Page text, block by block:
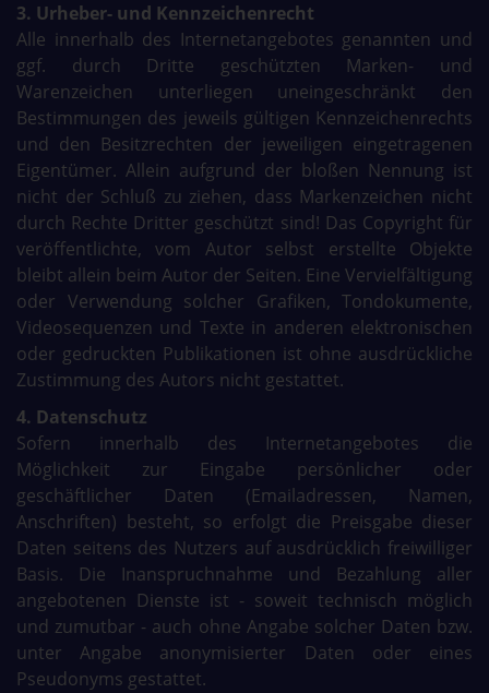
3. Urheber- und Kennzeichenrecht
Alle innerhalb des Internetangebotes genannten und
ggf. durch Dritte geschützten Marken- und
Warenzeichen unterliegen uneingeschränkt den
Bestimmungen des jeweils gültigen Kennzeichenrechts
und den Besitzrechten der jeweiligen eingetragenen
Eigentümer. Allein aufgrund der bloßen Nennung ist
nicht der Schluß zu ziehen, dass Markenzeichen nicht
durch Rechte Dritter geschützt sind! Das Copyright für
veröffentlichte, vom Autor selbst erstellte Objekte
bleibt allein beim Autor der Seiten. Eine Vervielfältigung
oder Verwendung solcher Grafiken, Tondokumente,
Videosequenzen und Texte in anderen elektronischen
oder gedruckten Publikationen ist ohne ausdrückliche
Zustimmung des Autors nicht gestattet.
4. Datenschutz
Sofern innerhalb des Internetangebotes die
Möglichkeit zur Eingabe persönlicher oder
geschäftlicher Daten (Emailadressen, Namen,
Anschriften) besteht, so erfolgt die Preisgabe dieser
Daten seitens des Nutzers auf ausdrücklich freiwilliger
Basis. Die Inanspruchnahme und Bezahlung aller
angebotenen Dienste ist - soweit technisch möglich
und zumutbar - auch ohne Angabe solcher Daten bzw.
unter Angabe anonymisierter Daten oder eines
Pseudonyms gestattet.